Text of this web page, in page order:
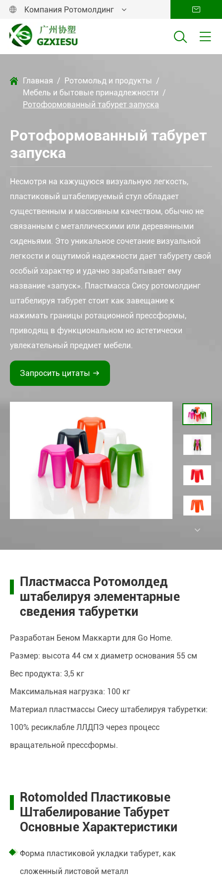
 Компания Ротомолдинг 
 
 Главная
Ротомольд и продукты
Мебель и бытовые принадлежности
Ротоформованный табурет запуска
Ротоформованный табурет
запуска
Несмотря на кажущуюся визуальную легкость,
пластиковый штабелируемый стул обладает
существенным и массивным качеством, обычно не
связанным с металлическими или деревянными
сиденьями. Это уникальное сочетание визуальной
легкости и ощутимой надежности дает табурету свой
особый характер и удачно зарабатывает ему
название «запуск». Пластмасса Сису ротомолдинг
штабелируя табурет стоит как завещание к
нажимать границы ротационной прессформы,
приводящ в функциональном но астетически
увлекательный предмет мебели.
Запросить цитаты 
Пластмасса Ротомолдед
штабелируя элементарные
сведения табуретки
Разработан Беном Маккарти для Go Home.
Размер: высота 44 см x диаметр основания 55 см
Вес продукта: 3,5 кг
Максимальная нагрузка: 100 кг
Материал пластмассы Сиесу штабелируя табуретки:
100% ресиклабле ЛЛДПЭ через процесс
вращательной прессформы.
Rotomolded Пластиковые
Штабелирование Табурет
Основные Характеристики
Форма пластиковой укладки табурет, как
сложенный листовой металл